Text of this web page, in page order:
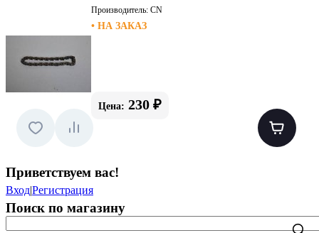
Производитель: CN
• НА ЗАКАЗ
Цена: 230 ₽
Приветствуем вас!
Вход|Регистрация
Поиск по магазину